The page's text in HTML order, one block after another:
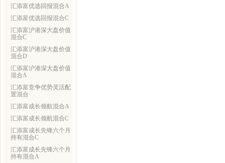
汇添富优选回报混合A
汇添富优选回报混合C
汇添富沪港深大盘价值
混合C
汇添富沪港深大盘价值
混合D
汇添富沪港深大盘价值
混合A
汇添富竞争优势灵活配
置混合
汇添富成长领航混合A
汇添富成长领航混合C
汇添富成长先锋六个月
持有混合C
汇添富成长先锋六个月
持有混合A